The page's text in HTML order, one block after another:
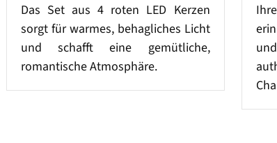
Das Set aus 4 roten LED Kerzen
sorgt für warmes, behagliches Licht
und schafft eine gemütliche,
romantische Atmosphäre.